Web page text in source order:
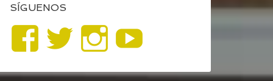
SÍGUENOS
Ver
perfil
Ver
perfil
Ver
perfil